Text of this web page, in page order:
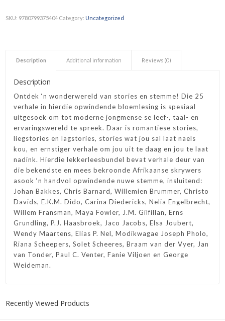
SKU: 9780799375404 Category: Uncategorized
Description Additional information Reviews (0)
Description
Ontdek ‘n wonderwereld van stories en stemme! Die 25
verhale in hierdie opwindende bloemlesing is spesiaal
uitgesoek om tot moderne jongmense se leef-, taal- en
ervaringswereld te spreek. Daar is romantiese stories,
liegstories en lagstories, stories wat jou sal laat naels
kou, en ernstiger verhale om jou uit te daag en jou te laat
nadink. Hierdie lekkerleesbundel bevat verhale deur van
die bekendste en mees bekroonde Afrikaanse skrywers
asook ‘n handvol opwindende nuwe stemme, insluitend:
Johan Bakkes, Chris Barnard, Willemien Brummer, Christo
Davids, E.K.M. Dido, Carina Diedericks, Nelia Engelbrecht,
Willem Fransman, Maya Fowler, J.M. Gilfillan, Erns
Grundling, P.J. Haasbroek, Jaco Jacobs, Elsa Joubert,
Wendy Maartens, Elias P. Nel, Modikwagae Joseph Pholo,
Riana Scheepers, Solet Scheeres, Braam van der Vyer, Jan
van Tonder, Paul C. Venter, Fanie Viljoen en George
Weideman.
Recently Viewed Products